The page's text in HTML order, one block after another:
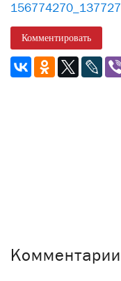
156774270_137727
Комментировать
Комментарии